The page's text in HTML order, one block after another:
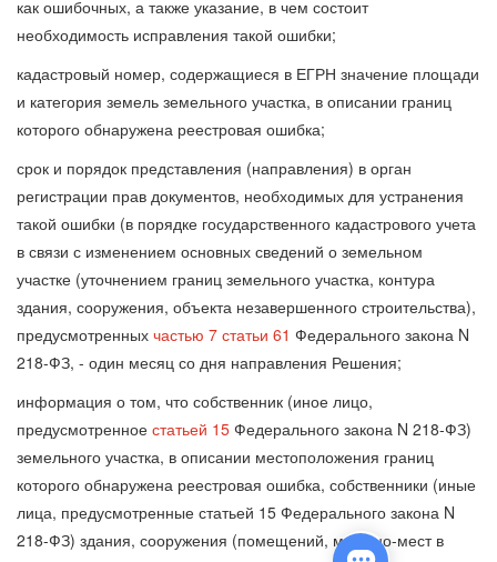
как ошибочных, а также указание, в чем состоит
необходимость исправления такой ошибки;
кадастровый номер, содержащиеся в ЕГРН значение площади
и категория земель земельного участка, в описании границ
которого обнаружена реестровая ошибка;
срок и порядок представления (направления) в орган
регистрации прав документов, необходимых для устранения
такой ошибки (в порядке государственного кадастрового учета
в связи с изменением основных сведений о земельном
участке (уточнением границ земельного участка, контура
здания, сооружения, объекта незавершенного строительства),
предусмотренных частью 7 статьи 61 Федерального закона N
218-ФЗ, - один месяц со дня направления Решения;
информация о том, что собственник (иное лицо,
предусмотренное статьей 15 Федерального закона N 218-ФЗ)
земельного участка, в описании местоположения границ
которого обнаружена реестровая ошибка, собственники (иные
лица, предусмотренные статьей 15 Федерального закона N
218-ФЗ) здания, сооружения (помещений, машино-мест в